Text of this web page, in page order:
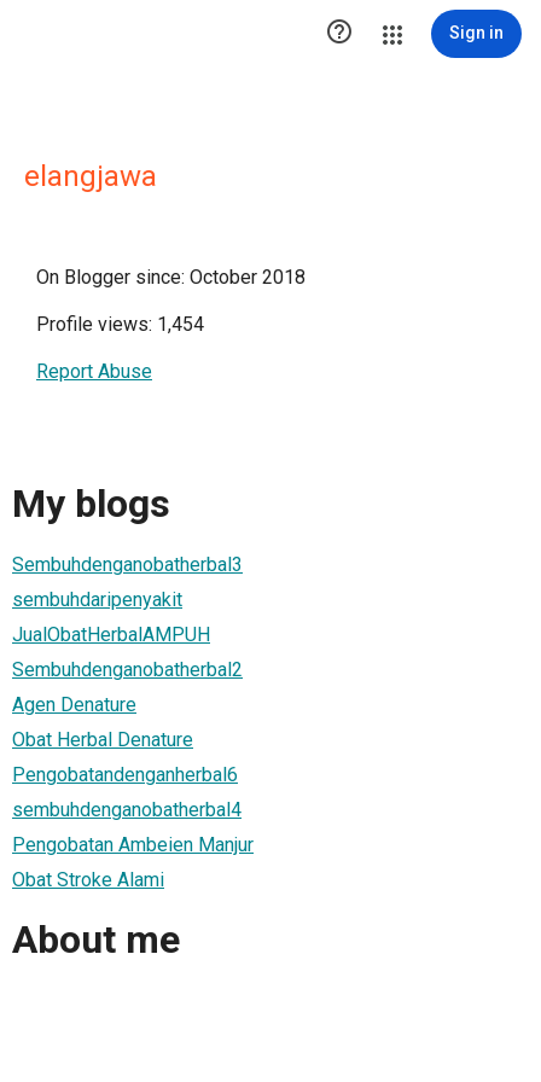
 Sign in
elangjawa
On Blogger since: October 2018
Profile views: 1,454
Report Abuse
My blogs
Sembuhdenganobatherbal3
sembuhdaripenyakit
JualObatHerbalAMPUH
Sembuhdenganobatherbal2
Agen Denature
Obat Herbal Denature
Pengobatandenganherbal6
sembuhdenganobatherbal4
Pengobatan Ambeien Manjur
Obat Stroke Alami
About me